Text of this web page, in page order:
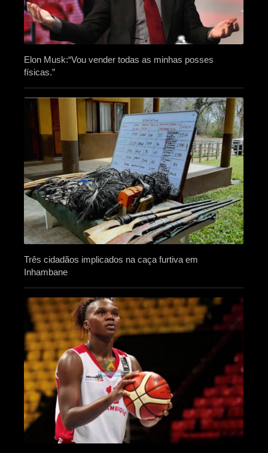
Elon Musk:“Vou vender todas as minhas posses
físicas.”
Três cidadãos implicados na caça furtiva em
Inhambane